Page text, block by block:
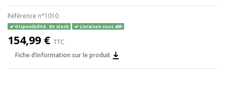
Référence n°1010
Disponibilité : En stock Livraison sous 48h
154,99 € TTC
Fiche d’information sur le produit